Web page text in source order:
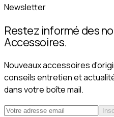
Newsletter
Restez informé des
Accessoires.
Nouveaux accessoires
conseils entretien et
dans votre boîte mail.